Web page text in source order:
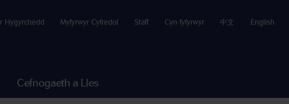
Hygyrchedd Myfyrwyr Cyfredol Staff Cyn-fyfyrwyr 中文 English
Cefnogaeth a Lles